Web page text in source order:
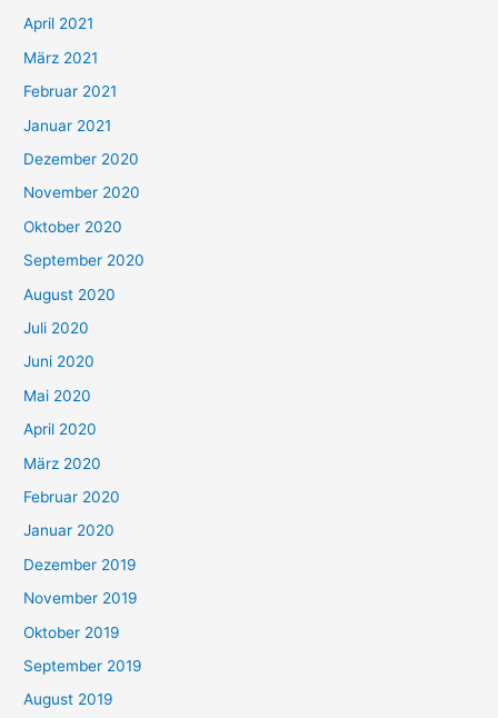
:
April 2021
März 2021
Februar 2021
Januar 2021
Dezember 2020
November 2020
Oktober 2020
September 2020
August 2020
Juli 2020
Juni 2020
Mai 2020
April 2020
März 2020
Februar 2020
Januar 2020
Dezember 2019
November 2019
Oktober 2019
September 2019
August 2019